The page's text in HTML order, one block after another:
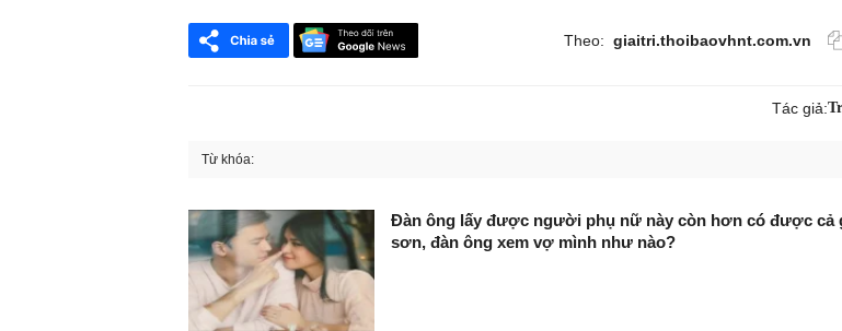
Theo: giaitri.thoibaovhnt.com.vn
Tác giả:
Từ khóa:
Đàn ông lấy được người phụ nữ này còn hơn có được cả
sơn, đàn ông xem vợ mình như nào?